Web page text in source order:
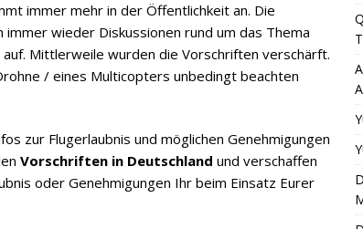
immer mehr in der Öffentlichkeit an. Die
wieder Diskussionen rund um das Thema
auf. Mittlerweile wurden die Vorschriften verschärft.
/ eines Multicopters unbedingt beachten
zur Flugerlaubnis und möglichen Genehmigungen
Vorschriften in Deutschland und verschaffen
oder Genehmigungen Ihr beim Einsatz Eurer